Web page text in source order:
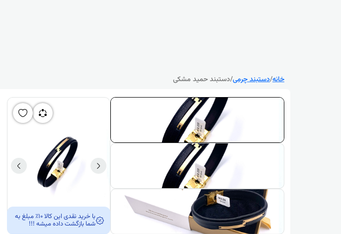
خانه/دستبند چرمی/دستبند حمید مشکی
با خرید نقدی این کالا 10٪ مبلغ به
شما بازگشت داده میشه !!!